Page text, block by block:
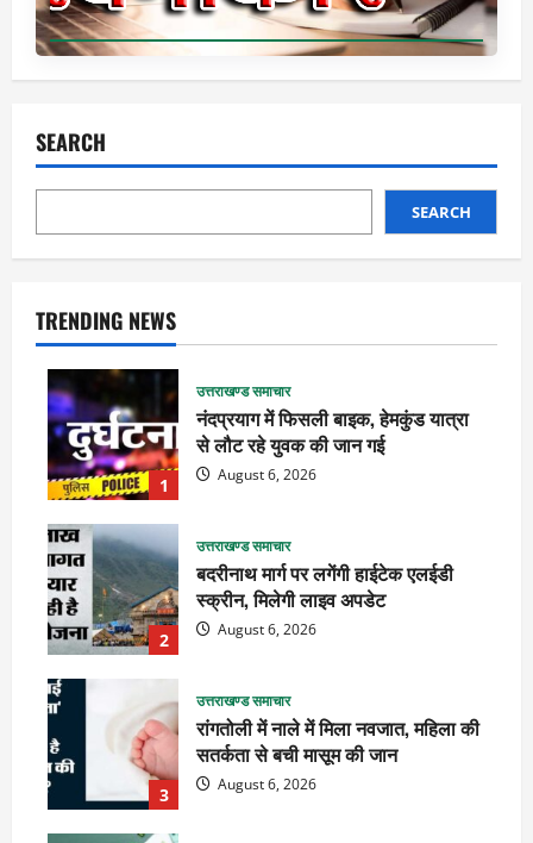
SEARCH
SEARCH
TRENDING NEWS
1
उत्तराखण्ड समाचार
नंदप्रयाग में फिसली बाइक, हेमकुंड यात्रा
से लौट रहे युवक की जान गई
August 6, 2026
2
उत्तराखण्ड समाचार
बदरीनाथ मार्ग पर लगेंगी हाईटेक एलईडी
स्क्रीन, मिलेगी लाइव अपडेट
August 6, 2026
3
उत्तराखण्ड समाचार
रांगतोली में नाले में मिला नवजात, महिला की
सतर्कता से बची मासूम की जान
August 6, 2026